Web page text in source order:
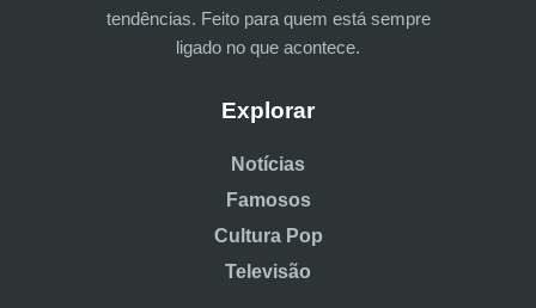
tendências. Feito para quem está sempre
ligado no que acontece.
Explorar
Notícias
Famosos
Cultura Pop
Televisão